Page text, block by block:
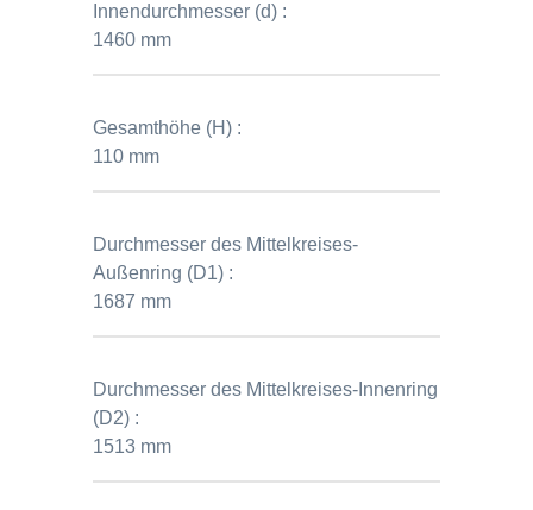
Innendurchmesser (d) :
1460 mm
Gesamthöhe (H) :
110 mm
Durchmesser des Mittelkreises-
Außenring (D1) :
1687 mm
Durchmesser des Mittelkreises-Innenring
(D2) :
1513 mm